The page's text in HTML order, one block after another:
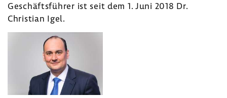
Geschäftsführer ist seit dem 1. Juni 2018 Dr.
Christian Igel.